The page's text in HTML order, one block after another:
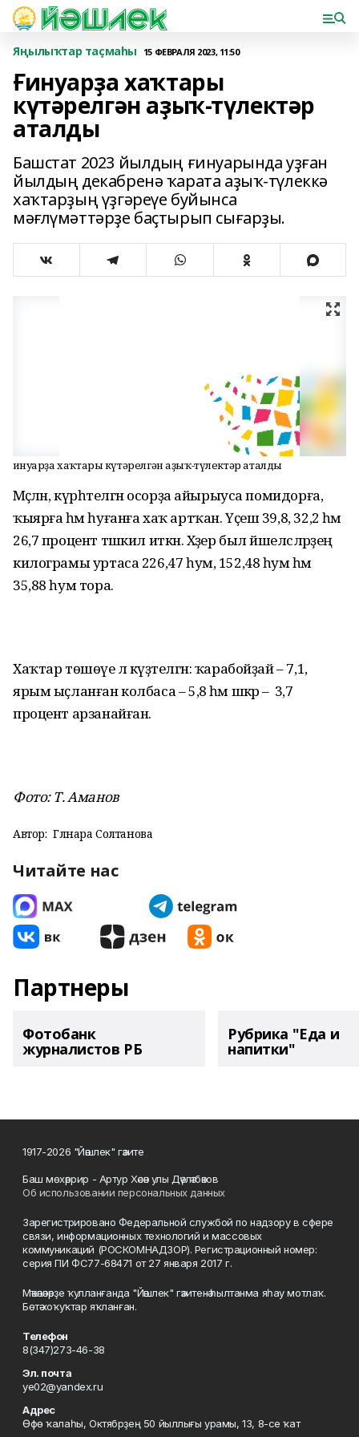
Яңылыҡтар таҫмаһы 15 ФЕВРАЛЯ 2023, 11:50
Ғинуарҙа хаҡтары
күтәрелгән аҙыҡ-түлектәр
аталды
Башстат 2023 йылдың ғинуарында уҙған
йылдың декабренә ҡарата аҙыҡ-түлеккә
хаҡтарҙың үҙгәреүе буйынса
мәғлүмәттәрҙе баҫтырып сығарҙы.
Ғинуарҙа хаҡтары күтәрелгән аҙыҡ-түлектәр аталды
Мәҫәлән, күрһәтелгән осорҙа айырыуса помидорға,
ҡыярға һәм һуғанға хаҡ артҡан. Үҫеш 39,8, 32,2 һәм
26,7 процент тәшкил иткән. Хәҙер был йәшелсәләрҙең
килограмы уртаса 226,47 һум, 152,48 һум һәм
35,88 һум тора.
Хаҡтар төшөүе лә күҙәтелгән: ҡарабойҙай – 7,1,
ярым ыҫланған колбаса – 5,8 һәм шәкәр – 3,7
процент арзанайған.
Фото: Т. Аманов
Автор: Гөлнара Солтанова
Читайте нас
Партнеры
Фотобанк
журналистов РБ
Рубрика "Еда и
напитки"
1917-2026 "Йәшлек" гәзите
Баш мөхәррир - Артур Хәсән улы Дәүләтбәков
Об использовании персональных данных
Зарегистрировано Федеральной службой по надзору в сфере
связи, информационных технологий и массовых
коммуникаций (РОСКОМНАДЗОР). Регистрационный номер:
серия ПИ ФС77-68471 от 27 января 2017 г.
Мәҡәләләрҙе ҡулланғанда "Йәшлек" гәзитенә һылтанма яһау мотлаҡ.
Бөтә хоҡуҡтар яҡланған.
Телефон
8(347)273-46-38
Эл. почта
ye02@yandex.ru
Адрес
Өфө ҡалаһы, Октябрҙең 50 йыллығы урамы, 13, 8-се ҡат